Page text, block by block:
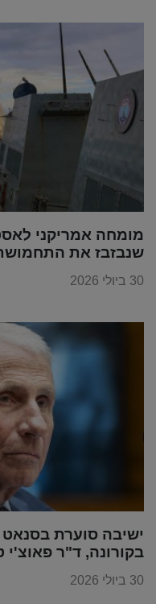
מומחה אמריקני
שנבזבז את
30 ביולי 2026
ישיבה סוערת
בקורונה, ד"ר
30 ביולי 2026